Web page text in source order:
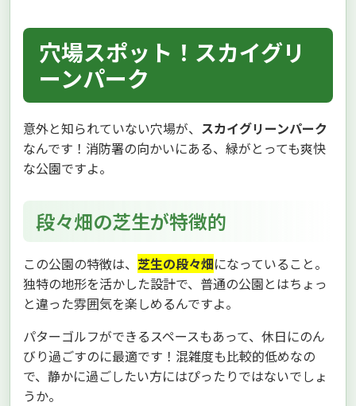
穴場スポット！スカイグリ
ーンパーク
意外と知られていない穴場が、 スカイグリーンパーク
なんです！消防署の向かいにある、緑がとっても爽快
な公園ですよ。
段々畑の芝生が特徴的
この公園の特徴は、 芝生の段々畑になっていること。
独特の地形を活かした設計で、普通の公園とはちょっ
と違った雰囲気を楽しめるんですよ。
パターゴルフができるスペースもあって、休日にのん
びり過ごすのに最適です！混雑度も比較的低めなの
で、静かに過ごしたい方にはぴったりではないでしょ
うか。